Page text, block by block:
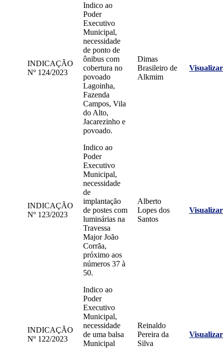
INDICAÇÃO
Nº 124/2023
Indico ao
Poder
Executivo
Municipal,
necessidade
de ponto de
ônibus com
cobertura no
povoado
Lagoinha,
Fazenda
Campos, Vila
do Alto,
Jacarezinho e
povoado.
Dimas
Brasileiro de
Alkmim
Visualizar
INDICAÇÃO
Nº 123/2023
Indico ao
Poder
Executivo
Municipal,
necessidade
de
implantação
de postes com
luminárias na
Travessa
Major João
Corrãa,
próximo aos
números 37 à
50.
Alberto
Lopes dos
Santos
Visualizar
INDICAÇÃO
Nº 122/2023
Indico ao
Poder
Executivo
Municipal,
necessidade
de uma balsa
Municipal
Reinaldo
Pereira da
Silva
Visualizar